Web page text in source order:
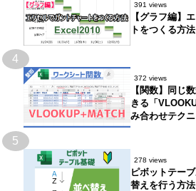
391 views
【グラフ編】
トをつくる方
4
372 views
【関数】同じ
きる「
み合わせテク
5
278 views
ピボットテー
替えを行う方